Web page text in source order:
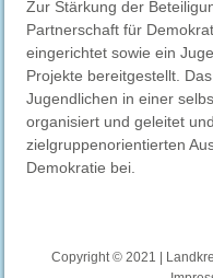
Zur Stärkung der
Partnerschaft für
eingerichtet sowie ein
Projekte bereitgestellt.
Jugendlichen in einer
organisiert und geleitet
zielgruppenorientierten
Demokratie bei.
Copyright © 2021 |